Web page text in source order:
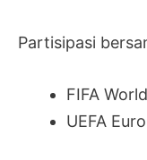
Partisipasi
FIFA
UEFA